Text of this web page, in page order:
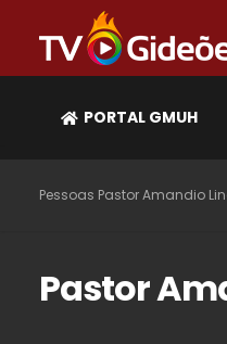
PORTAL GMUH
Pessoas Pastor Amandio
Pastor